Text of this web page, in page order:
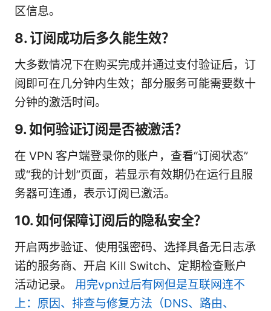
区信息。
8. 订阅成功后多久能生效？
大多数情况下在购买完成并通过支付验证后，订
阅即可在几分钟内生效；部分服务可能需要数十
分钟的激活时间。
9. 如何验证订阅是否被激活？
在 VPN 客户端登录你的账户，查看“订阅状态”
或“我的计划”页面，若显示有效期仍在运行且服
务器可连通，表示订阅已激活。
10. 如何保障订阅后的隐私安全？
开启两步验证、使用强密码、选择具备无日志承
诺的服务商、开启 Kill Switch、定期检查账户
活动记录。 用完vpn过后有网但是互联网连不
上：原因、排查与修复方法（DNS、路由、